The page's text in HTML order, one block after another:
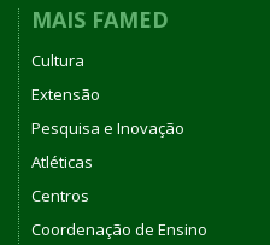
MAIS FAMED
Cultura
Extensão
Pesquisa e Inovação
Atléticas
Centros
Coordenação de Ensino